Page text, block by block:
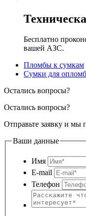
Бесплатно
вашей АЗС.
Пломбы к сумкам
Сумки для
Остались вопросы?
Остались вопросы?
Отправьте заявку и мы
Ваши данные
Имя
E-mail
Телефон